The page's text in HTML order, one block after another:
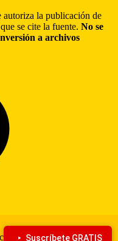
autoriza la publicación de
se cite la fuente. No se
a archivos
Suscríbete GRATIS